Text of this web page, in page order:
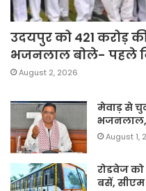
उदयपुर को 421 करोड़
भजनलाल बोले- पहले
August 2, 2026
मेवाड़ से
भजनलाल,
August 1,
रोडवेज
बसें, सीएम